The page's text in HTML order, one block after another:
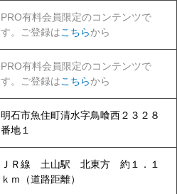
PRO有料会員限定のコンテンツで
す。ご登録はこちらから
PRO有料会員限定のコンテンツで
す。ご登録はこちらから
明石市魚住町清水字鳥喰西２３２８
番地１
ＪＲ線 土山駅 北東方 約１．１
ｋｍ（道路距離）